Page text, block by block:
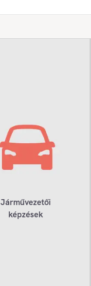
Járművezetői
képzések